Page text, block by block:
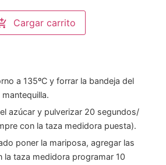
Cargar carrito
a 135ºC y forrar la bandeja del
azúcar y pulverizar 20 segundos/
con la taza medidora puesta).
poner la mariposa, agregar las
la taza medidora programar 10